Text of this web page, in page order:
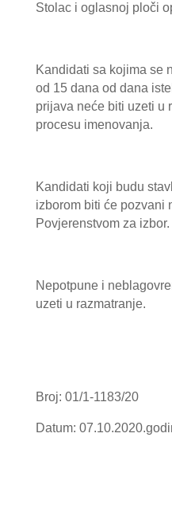
Stolac i oglasnoj ploči
Kandidati sa kojima se
od 15 dana od dana
prijava neće biti uzeti u
procesu imenovanja.
Kandidati koji budu
izborom biti će pozvani
Povjerenstvom za izbor.
Nepotpune i
uzeti u razmatranje.
Broj: 01/1-1183/20
Datum: